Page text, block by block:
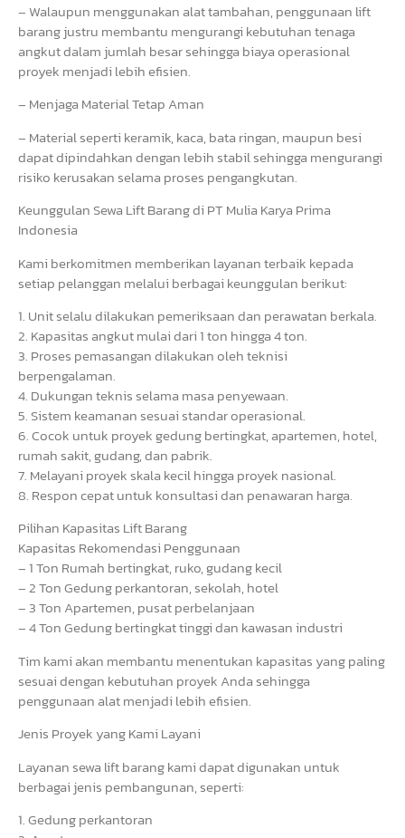
– Walaupun menggunakan alat tambahan, penggunaan lift
barang justru membantu mengurangi kebutuhan tenaga
angkut dalam jumlah besar sehingga biaya operasional
proyek menjadi lebih efisien.
– Menjaga Material Tetap Aman
– Material seperti keramik, kaca, bata ringan, maupun besi
dapat dipindahkan dengan lebih stabil sehingga mengurangi
risiko kerusakan selama proses pengangkutan.
Keunggulan Sewa Lift Barang di PT Mulia Karya Prima
Indonesia
Kami berkomitmen memberikan layanan terbaik kepada
setiap pelanggan melalui berbagai keunggulan berikut:
1. Unit selalu dilakukan pemeriksaan dan perawatan berkala.
2. Kapasitas angkut mulai dari 1 ton hingga 4 ton.
3. Proses pemasangan dilakukan oleh teknisi
berpengalaman.
4. Dukungan teknis selama masa penyewaan.
5. Sistem keamanan sesuai standar operasional.
6. Cocok untuk proyek gedung bertingkat, apartemen, hotel,
rumah sakit, gudang, dan pabrik.
7. Melayani proyek skala kecil hingga proyek nasional.
8. Respon cepat untuk konsultasi dan penawaran harga.
Pilihan Kapasitas Lift Barang
Kapasitas Rekomendasi Penggunaan
– 1 Ton Rumah bertingkat, ruko, gudang kecil
– 2 Ton Gedung perkantoran, sekolah, hotel
– 3 Ton Apartemen, pusat perbelanjaan
– 4 Ton Gedung bertingkat tinggi dan kawasan industri
Tim kami akan membantu menentukan kapasitas yang paling
sesuai dengan kebutuhan proyek Anda sehingga
penggunaan alat menjadi lebih efisien.
Jenis Proyek yang Kami Layani
Layanan sewa lift barang kami dapat digunakan untuk
berbagai jenis pembangunan, seperti:
1. Gedung perkantoran